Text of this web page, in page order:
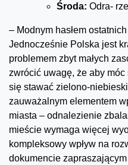
Środa: Odra-
– Modnym hasłem
Jednocześnie Polska jest
problemem zbyt małych
zwrócić uwagę, że aby
się stawać zielono-
zauważalnym elementem
miasta – odnalezienie
mieście wymaga więcej
kompleksowy wpływ na
dokumencie